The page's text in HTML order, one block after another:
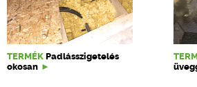
TERMÉK Padlásszigetelés
okosan